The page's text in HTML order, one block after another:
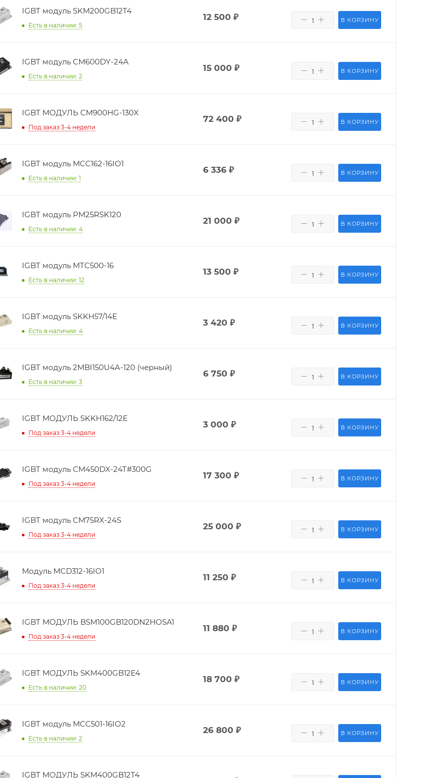
IGBT модуль SKM200GB12T4
Есть в наличии: 5
12 500 ₽ В КОРЗИНУ
IGBT модуль CM600DY-24A
Есть в наличии: 2
15 000 ₽ В КОРЗИНУ
IGBT МОДУЛЬ CM900HG-130X
Под заказ 3-4 недели
72 400 ₽ В КОРЗИНУ
IGBT модуль MCC162-16IO1
Есть в наличии: 1
6 336 ₽ В КОРЗИНУ
IGBT модуль PM25RSK120
Есть в наличии: 4
21 000 ₽ В КОРЗИНУ
IGBT модуль MTC500-16
Есть в наличии: 12
13 500 ₽ В КОРЗИНУ
IGBT модуль SKKH57/14E
Есть в наличии: 4
3 420 ₽ В КОРЗИНУ
IGBT модуль 2MBI150U4A-120 (черный)
Есть в наличии: 3
6 750 ₽ В КОРЗИНУ
IGBT МОДУЛЬ SKKH162/12E
Под заказ 3-4 недели
3 000 ₽ В КОРЗИНУ
IGBT модуль CM450DX-24T#300G
Под заказ 3-4 недели
17 300 ₽ В КОРЗИНУ
IGBT модуль CM75RX-24S
Под заказ 3-4 недели
25 000 ₽ В КОРЗИНУ
Модуль MCD312-16IO1
Под заказ 3-4 недели
11 250 ₽ В КОРЗИНУ
IGBT МОДУЛЬ BSM100GB120DN2HOSA1
Под заказ 3-4 недели
11 880 ₽ В КОРЗИНУ
IGBT МОДУЛЬ SKM400GB12E4
Есть в наличии: 20
18 700 ₽ В КОРЗИНУ
IGBT модуль MCC501-16IO2
Есть в наличии: 2
26 800 ₽ В КОРЗИНУ
IGBT МОДУЛЬ SKM400GB12T4